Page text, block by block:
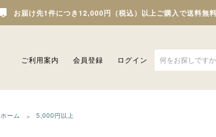
お届け先1件につき12,000円（税込）以上ご購入で送料無
ご利用案内 会員登録 ログイン
ホーム 5,000円以上